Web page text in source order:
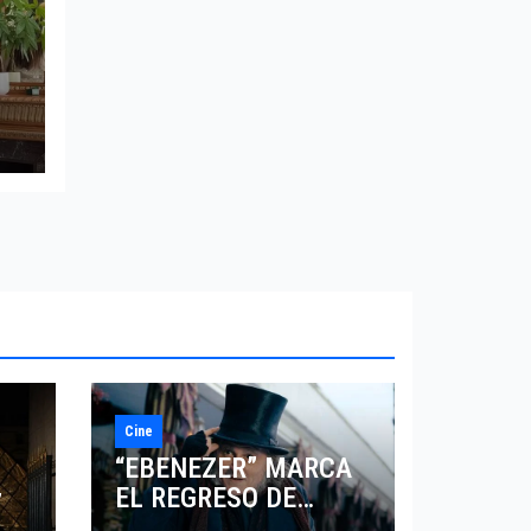
Cine
“EBENEZER” MARCA
EL REGRESO DE